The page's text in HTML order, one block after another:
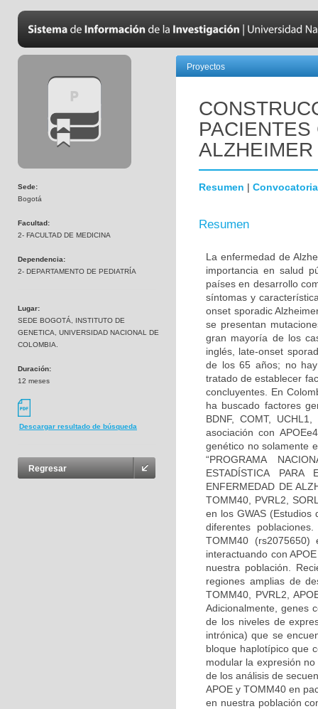
Sede:
Bogotá
Facultad:
2- FACULTAD DE MEDICINA
Dependencia:
2- DEPARTAMENTO DE PEDIATRÍA
Lugar:
SEDE BOGOTÁ, INSTITUTO DE
GENETICA, UNIVERSIDAD NACIONAL DE
COLOMBIA.
Duración:
12 meses
Descargar resultado de búsqueda
Regresar
Proyectos
ALZHEIMER
Resumen | Convocatoria
Resumen
La enfermedad de
importancia en salud
países en desarrollo
síntomas y
onset sporadic
se presentan
gran mayoría de los
inglés, late-onset
de los 65 años; no
tratado de establecer
concluyentes. En
ha buscado factores
BDNF, COMT,
asociación con
genético no solamente
“PROGRAMA
ESTADÍSTICA PARA
ENFERMEDAD DE
TOMM40, PVRL2,
en los GWAS
diferentes
TOMM40
interactuando con
nuestra población.
regiones amplias de
TOMM40, PVRL2,
Adicionalmente, genes
de los niveles de
intrónica) que se
bloque haplotípico que
modular la expresión
de los análisis de
APOE y TOMM40 en
en nuestra población